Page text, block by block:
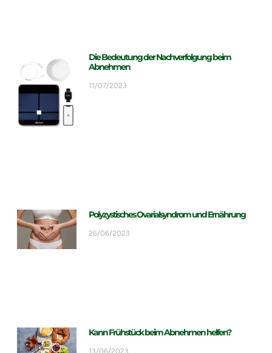
Die Bedeutung der Nachverfolgung beim
Abnehmen
11/07/2023
Polyzystisches Ovarialsyndrom und Ernährung
26/06/2023
Kann Frühstück beim Abnehmen helfen?
13/06/2023